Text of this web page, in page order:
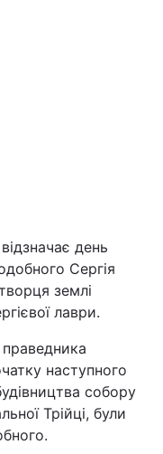
день
Сергія
землі
лаври.
наступного
собору
Трійці, були